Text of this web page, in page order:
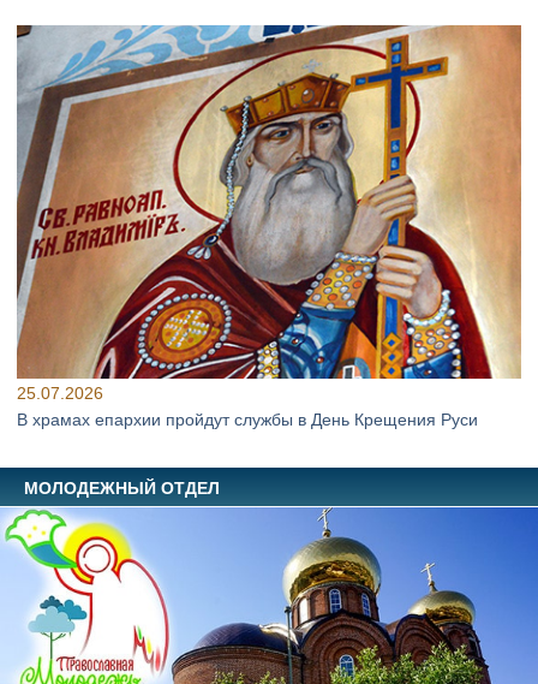
25.07.2026
В храмах епархии пройдут службы в День Крещения Руси
МОЛОДЕЖНЫЙ ОТДЕЛ